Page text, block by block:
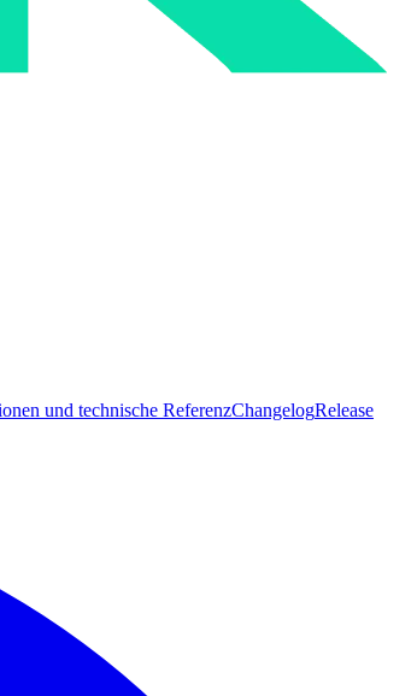
und technische ReferenzChangelogRelease